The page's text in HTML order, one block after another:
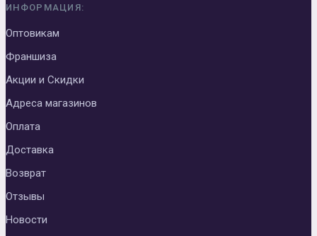
ИНФОРМАЦИЯ:
Оптовикам
Франшиза
Акции и Скидки
Адреса магазинов
Оплата
Доставка
Возврат
Отзывы
Новости